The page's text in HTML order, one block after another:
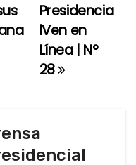
Presidencia
lVen en
Línea | N°
28